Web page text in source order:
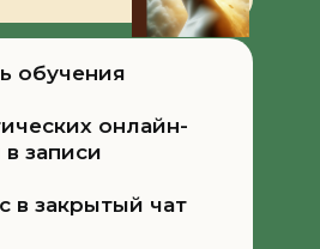
обучения
онлайн-
в записи
в закрытый чат